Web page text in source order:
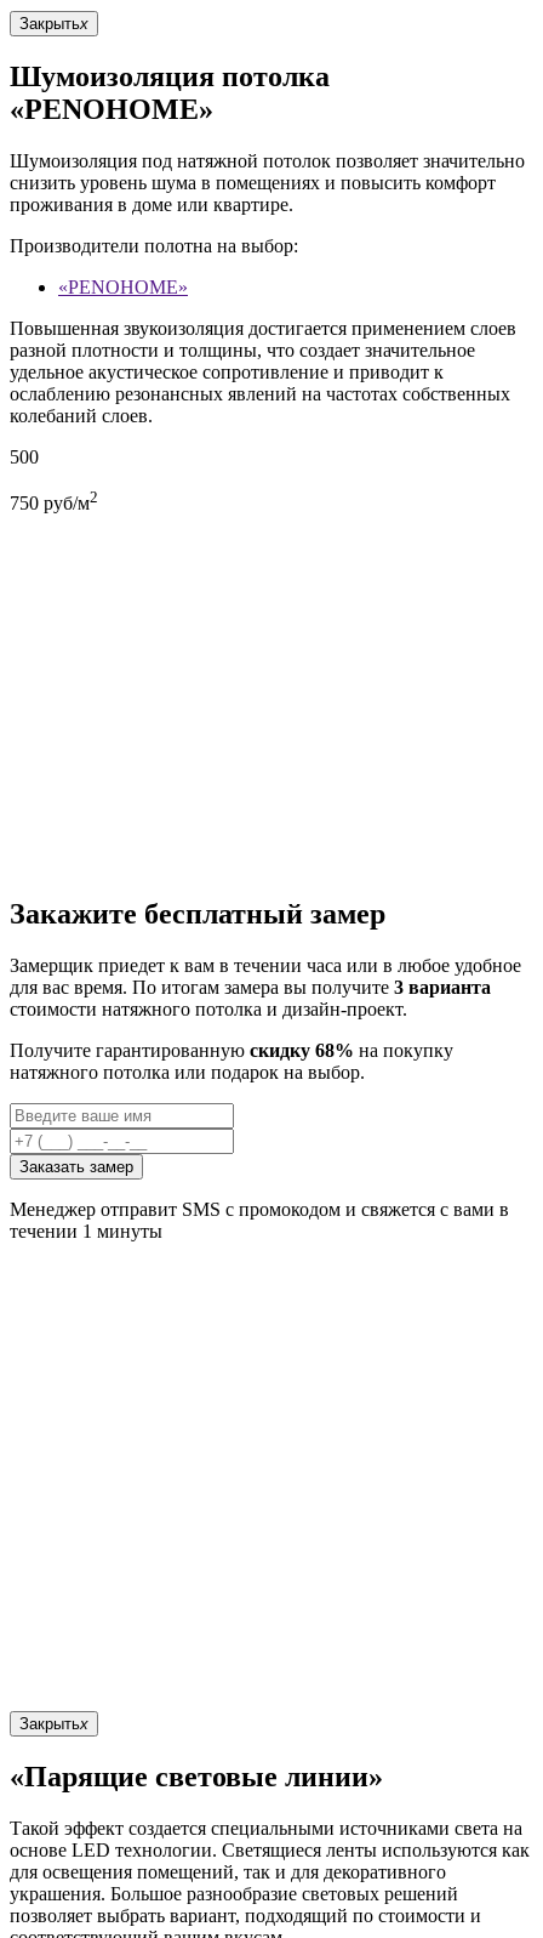
Закрытьx
Шумоизоляция потолка
«PENOHOME»
Шумоизоляция под натяжной потолок позволяет значительно
снизить уровень шума в помещениях и повысить комфорт
проживания в доме или квартире.
Производители полотна на выбор:
«PENOHOME»
Повышенная звукоизоляция достигается применением слоев
разной плотности и толщины, что создает значительное
удельное акустическое сопротивление и приводит к
ослаблению резонансных явлений на частотах собственных
колебаний слоев.
500
750 руб/м2
Закажите бесплатный замер
Замерщик приедет к вам в течении часа или в любое удобное
для вас время. По итогам замера вы получите 3 варианта
стоимости натяжного потолка и дизайн-проект.
Получите гарантированную скидку 68% на покупку
натяжного потолка или подарок на выбор.
Заказать замер
Менеджер отправит SMS с промокодом и свяжется с вами в
течении 1 минуты
Закрытьx
«Парящие световые линии»
Такой эффект создается специальными источниками света на
основе LED технологии. Светящиеся ленты используются как
для освещения помещений, так и для декоративного
украшения. Большое разнообразие световых решений
позволяет выбрать вариант, подходящий по стоимости и